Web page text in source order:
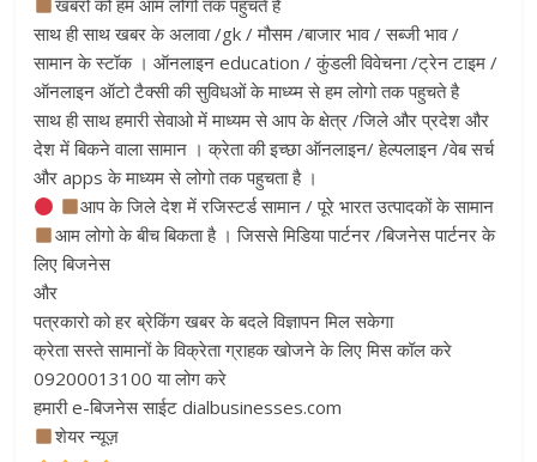
खबरो को हम आम लोगो तक पहुचते है
साथ ही साथ खबर के अलावा /gk / मौसम /बाजार भाव / सब्जी भाव /
सामान के स्टॉक । ऑनलाइन education / कुंडली विवेचना /ट्रेन टाइम /
ऑनलाइन ऑटो टैक्सी की सुविधओं के माध्य्म से हम लोगो तक पहुचते है
साथ ही साथ हमारी सेवाओ में माध्यम से आप के क्षेत्र /जिले और प्रदेश और
देश में बिकने वाला सामान । क्रेता की इच्छा ऑनलाइन/ हेल्पलाइन /वेब सर्च
और apps के माध्यम से लोगो तक पहुचता है ।
आप के जिले देश में रजिस्टर्ड सामान / पूरे भारत उत्पादकों के सामान
आम लोगो के बीच बिकता है । जिससे मिडिया पार्टनर /बिजनेस पार्टनर के
लिए बिजनेस
और
पत्रकारो को हर ब्रेकिंग खबर के बदले विज्ञापन मिल सकेगा
क्रेता सस्ते सामानों के विक्रेता ग्राहक खोजने के लिए मिस कॉल करे
09200013100 या लोग करे
हमारी e-बिजनेस साईट dialbusinesses.com
शेयर न्यूज़